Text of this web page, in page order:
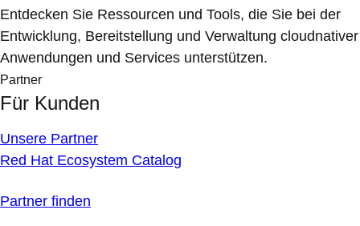
Entdecken Sie Ressourcen und Tools, die Sie bei der
Entwicklung, Bereitstellung und Verwaltung cloudnativer
Anwendungen und Services unterstützen.
Partner
Für Kunden
Unsere Partner
Red Hat Ecosystem Catalog
Partner finden